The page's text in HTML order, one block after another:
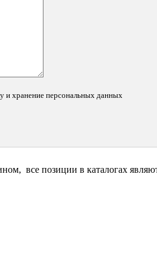
и хранение персональных данных
все позиции в каталогах